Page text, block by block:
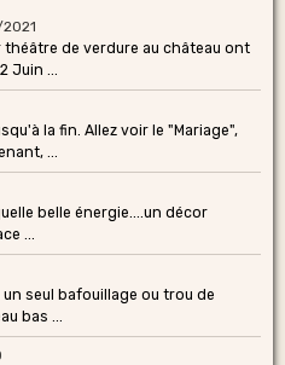
théâtre de verdure au château ont
Juin ...
la fin. Allez voir le "Mariage",
...
belle énergie....un décor
...
seul bafouillage ou trou de
bas ...